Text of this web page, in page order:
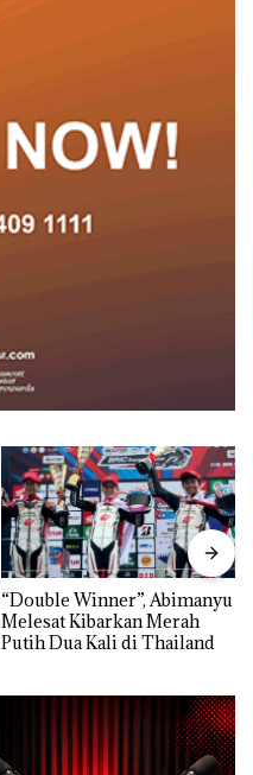
“Double Winner”, Abimanyu
Melesat Kibarkan Merah
Putih Dua Kali di Thailand